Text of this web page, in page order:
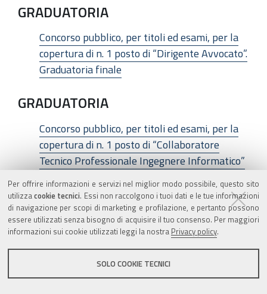
Per offrire informazioni e servizi nel miglior modo possibile, questo sito
utilizzacookie tecnici. Essi non raccolgono i tuoi dati e le tue informazioni
di navigazione per scopi di marketing e profilazione, e pertanto possono
essere utilizzati senza bisogno di acquisire il tuo consenso. Per maggiori
informazioni sui cookie utilizzati leggi la nostra Privacy policy.
SOLO COOKIE TECNICI
GRADUATORIA
Concorso pubblico, per titoli ed esami, per la
copertura di n. 1 posto di “Dirigente Avvocato”.
Graduatoria finale
GRADUATORIA
Concorso pubblico, per titoli ed esami, per la
copertura di n. 1 posto di “Collaboratore
Tecnico Professionale Ingegnere Informatico”
– cat. D per le esigenze dell’Azienda USL di
Modena
Azienda Unità Sanitaria Locale
di Piacenza
GRADUATORIA